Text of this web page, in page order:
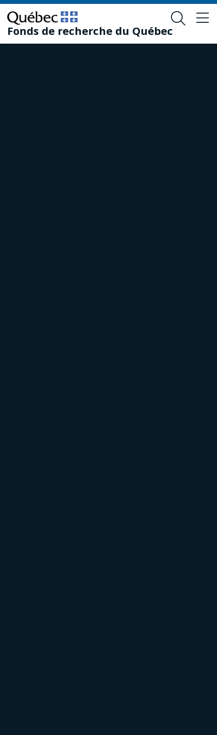
Passer
au
contenu
principal
Passer
au
pied
de
Fonds de recherche du Québec